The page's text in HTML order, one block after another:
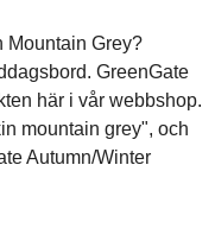
Mountain Grey?
GreenGate
här i vår webbshop.
mountain grey", och
Autumn/Winter